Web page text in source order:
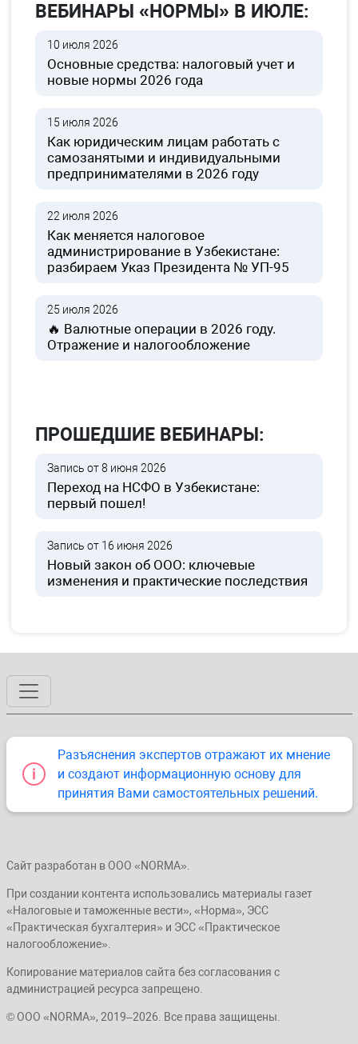
ВЕБИНАРЫ «НОРМЫ» В ИЮЛЕ:
10 июля 2026
Основные средства: налоговый учет и
новые нормы 2026 года
15 июля 2026
Как юридическим лицам работать с
самозанятыми и индивидуальными
предпринимателями в 2026 году
22 июля 2026
Как меняется налоговое
администрирование в Узбекистане:
разбираем Указ Президента № УП-95
25 июля 2026
🔥 Валютные операции в 2026 году.
Отражение и налогообложение
ПРОШЕДШИЕ ВЕБИНАРЫ:
Запись от 8 июня 2026
Переход на НСФО в Узбекистане:
первый пошел!
Запись от 16 июня 2026
Новый закон об ООО: ключевые
изменения и практические последствия
Разъяснения экспертов отражают их мнение
и создают информационную основу для
принятия Вами самостоятельных решений.
Сайт разработан в ООО «NORMA».
При создании контента использовались материалы газет
«Налоговые и таможенные вести», «Норма», ЭСС
«Практическая бухгалтерия» и ЭСС «Практическое
налогообложение».
Копирование материалов сайта без согласования с
администрацией ресурса запрещено.
© ООО «NORMA», 2019–2026. Все права защищены.